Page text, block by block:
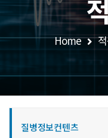
Home
질병정보컨텐츠